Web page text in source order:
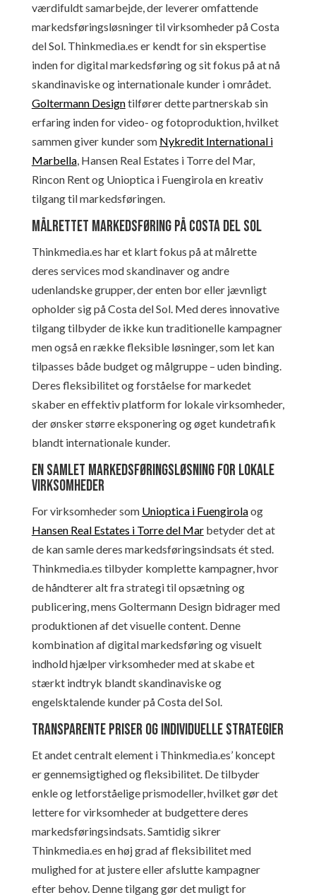
værdifuldt samarbejde, der leverer omfattende
markedsføringsløsninger til virksomheder på Costa
del Sol. Thinkmedia.es er kendt for sin ekspertise
inden for digital markedsføring og sit fokus på at nå
skandinaviske og internationale kunder i området.
Goltermann Designtilfører dette partnerskab sin
erfaring inden for video- og fotoproduktion, hvilket
sammen giver kunder som Nykredit International i
Marbella, Hansen Real Estates i Torre del Mar,
Rincon Rent og Unioptica i Fuengirola en kreativ
tilgang til markedsføringen.
Målrettet markedsføring på Costa del Sol
Thinkmedia.es har et klart fokus på at målrette
deres services mod skandinaver og andre
udenlandske grupper, der enten bor eller jævnligt
opholder sig på Costa del Sol. Med deres innovative
tilgang tilbyder de ikke kun traditionelle kampagner
men også en række fleksible løsninger, som let kan
tilpasses både budget og målgruppe – uden binding.
Deres fleksibilitet og forståelse for markedet
skaber en effektiv platform for lokale virksomheder,
der ønsker større eksponering og øget kundetrafik
blandt internationale kunder.
En samlet markedsføringsløsning for lokale
virksomheder
For virksomheder som Unioptica i Fuengirolaog
Hansen Real Estates i Torre del Marbetyder det at
de kan samle deres markedsføringsindsats ét sted.
Thinkmedia.es tilbyder komplette kampagner, hvor
de håndterer alt fra strategi til opsætning og
publicering, mens Goltermann Design bidrager med
produktionen af det visuelle content. Denne
kombination af digital markedsføring og visuelt
indhold hjælper virksomheder med at skabe et
stærkt indtryk blandt skandinaviske og
engelsktalende kunder på Costa del Sol.
Transparente priser og individuelle strategier
Et andet centralt element i Thinkmedia.es’ koncept
er gennemsigtighed og fleksibilitet. De tilbyder
enkle og letforståelige prismodeller, hvilket gør det
lettere for virksomheder at budgettere deres
markedsføringsindsats. Samtidig sikrer
Thinkmedia.es en høj grad af fleksibilitet med
mulighed for at justere eller afslutte kampagner
efter behov. Denne tilgang gør det muligt for